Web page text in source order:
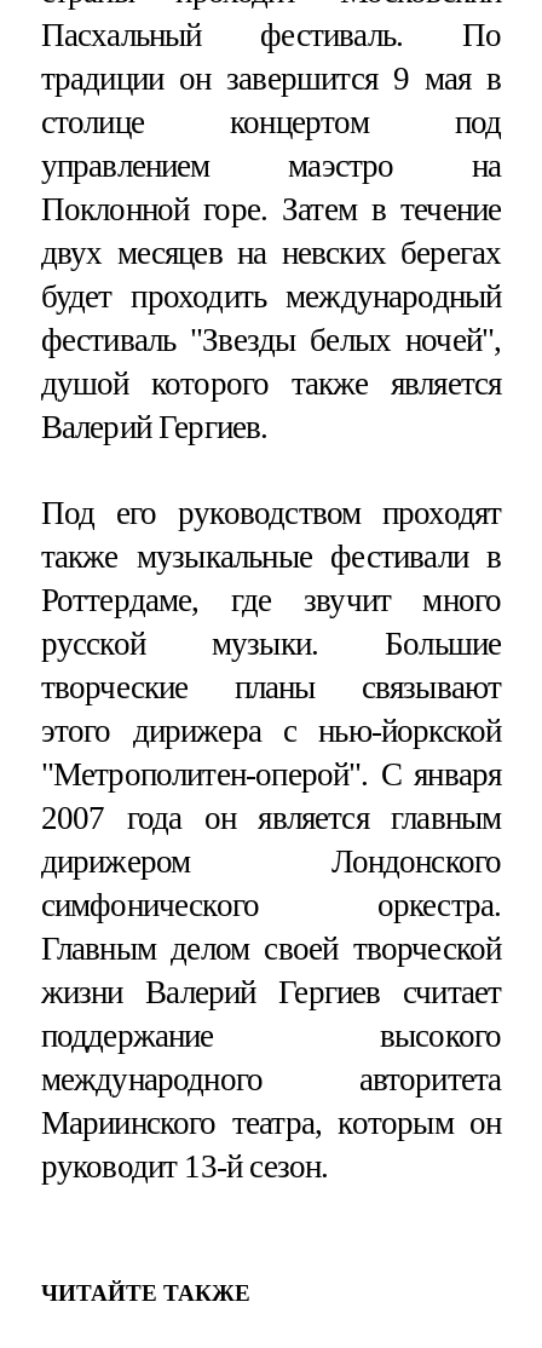
Пасхальный фестиваль. По
традиции он завершится 9 мая в
столице концертом под
управлением маэстро на
Поклонной горе. Затем в течение
двух месяцев на невских берегах
будет проходить международный
фестиваль "Звезды белых ночей",
душой которого также является
Валерий Гергиев.
Под его руководством проходят
также музыкальные фестивали в
Роттердаме, где звучит много
русской музыки. Большие
творческие планы связывают
этого дирижера с нью-йоркской
"Метрополитен-оперой". С января
2007 года он является главным
дирижером Лондонского
симфонического оркестра.
Главным делом своей творческой
жизни Валерий Гергиев считает
поддержание высокого
международного авторитета
Мариинского театра, которым он
руководит 13-й сезон.
ЧИТАЙТЕ ТАКЖЕ